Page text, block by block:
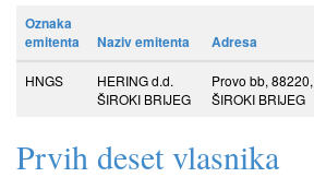
Oznaka
emitenta
Naziv emitenta Adresa
HNGS
HERING d.d.
ŠIROKI BRIJEG
Provo bb, 88220,
ŠIROKI BRIJEG
Prvih deset vlasnika